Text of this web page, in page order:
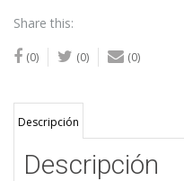
Share this:
(0) (0) (0)
Descripción
Descripción